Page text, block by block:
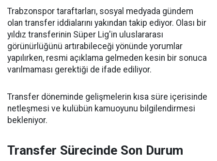
Trabzonspor taraftarları, sosyal medyada gündem
olan transfer iddialarını yakından takip ediyor. Olası bir
yıldız transferinin Süper Lig'in uluslararası
görünürlüğünü artırabileceği yönünde yorumlar
yapılırken, resmi açıklama gelmeden kesin bir sonuca
varılmaması gerektiği de ifade ediliyor.
Transfer döneminde gelişmelerin kısa süre içerisinde
netleşmesi ve kulübün kamuoyunu bilgilendirmesi
bekleniyor.
Transfer Sürecinde Son Durum